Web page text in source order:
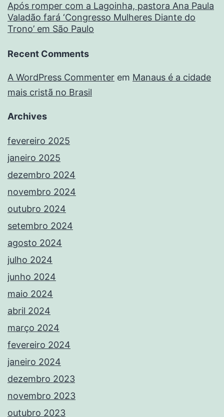
Após romper com a Lagoinha, pastora Ana Paula
Valadão fará ‘Congresso Mulheres Diante do
Trono’ em São Paulo
Recent Comments
A WordPress Commenter em Manaus é a cidade
mais cristã no Brasil
Archives
fevereiro 2025
janeiro 2025
dezembro 2024
novembro 2024
outubro 2024
setembro 2024
agosto 2024
julho 2024
junho 2024
maio 2024
abril 2024
março 2024
fevereiro 2024
janeiro 2024
dezembro 2023
novembro 2023
outubro 2023